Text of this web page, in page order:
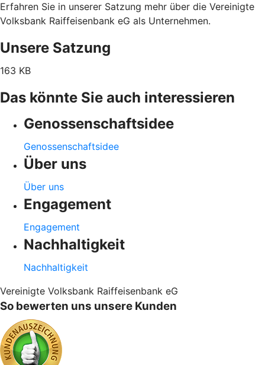
Erfahren Sie in unserer Satzung mehr über die Vereinigte
Volksbank Raiffeisenbank eG als Unternehmen.
Unsere Satzung
163 KB
Das könnte Sie auch interessieren
Genossenschaftsidee
Genossenschaftsidee
Über uns
Über uns
Engagement
Engagement
Nachhaltigkeit
Nachhaltigkeit
Vereinigte Volksbank Raiffeisenbank eG
So bewerten uns unsere Kunden